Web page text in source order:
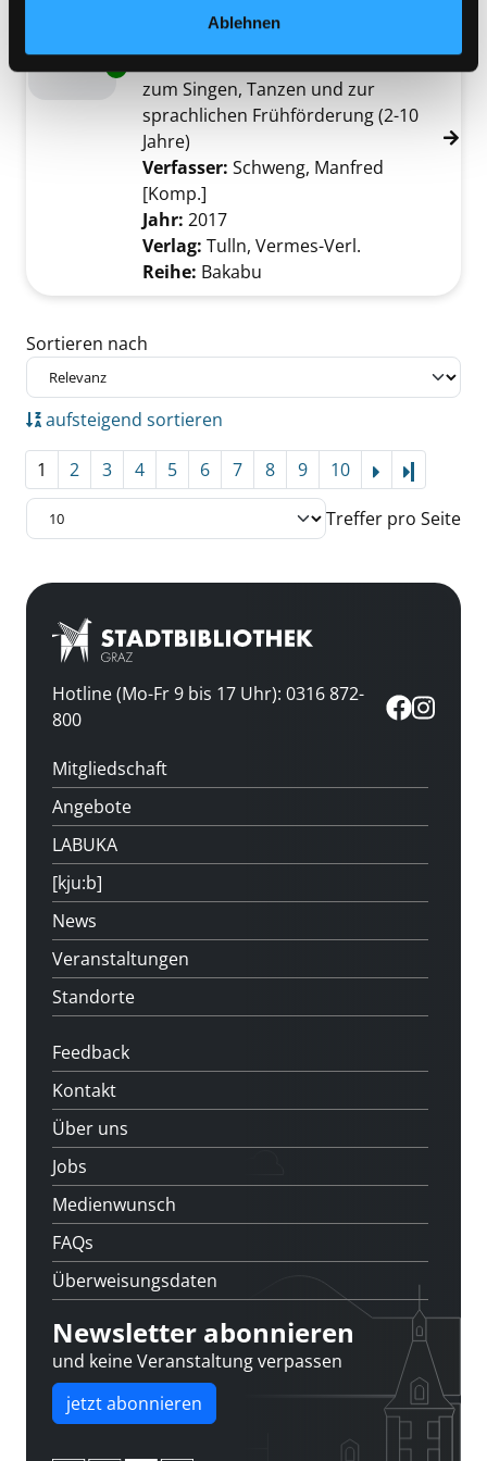
Ablehnen
Exemplar-Details von Hör zu, Bakabu -
Hör zu, Bakabu - Album 1
15 neue Kinderlieder ; Kinderlieder
zum Singen, Tanzen und zur
sprachlichen Frühförderung (2-10
Jahre)
Verfasser: Schweng, Manfred
[Komp.]
Jahr: 2017
Verlag: Tulln, Vermes-Verl.
Reihe: Bakabu
Zu den Suchfiltern springen
Sortieren nach
aufsteigend sortieren
1 2 3 4 5 6 7 8 9 10
Treffer pro Seite
Hotline (Mo-Fr 9 bis 17 Uhr): 0316 872-
800
Mitgliedschaft
Angebote
LABUKA
[kju:b]
News
Veranstaltungen
Standorte
Feedback
Kontakt
Über uns
Jobs
Medienwunsch
FAQs
Überweisungsdaten
Newsletter abonnieren
und keine Veranstaltung verpassen
jetzt abonnieren